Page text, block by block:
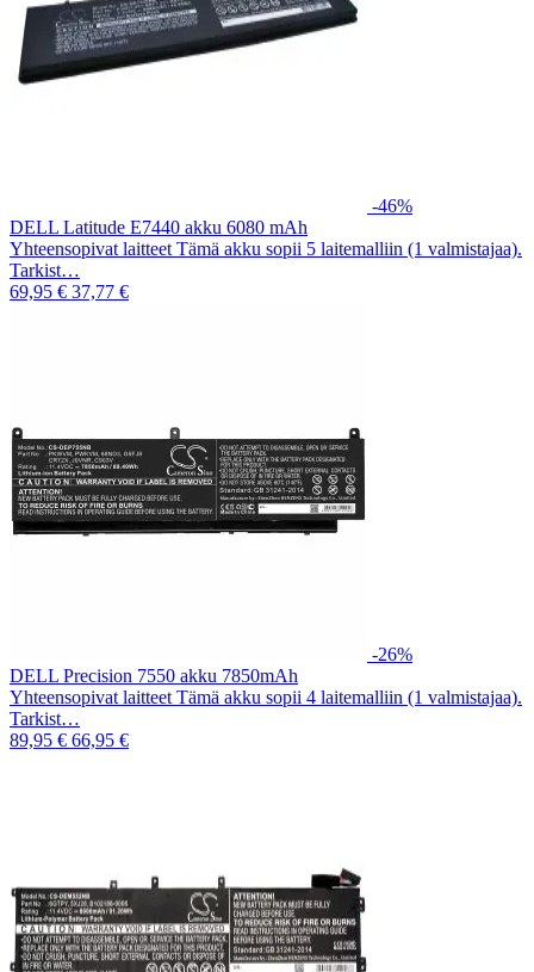
-46%
DELL Latitude E7440 akku 6080 mAh
Yhteensopivat laitteet Tämä akku sopii 5 laitemalliin (1 valmistajaa).
Tarkist…
69,95 € 37,77 €
-26%
DELL Precision 7550 akku 7850mAh
Yhteensopivat laitteet Tämä akku sopii 4 laitemalliin (1 valmistajaa).
Tarkist…
89,95 € 66,95 €